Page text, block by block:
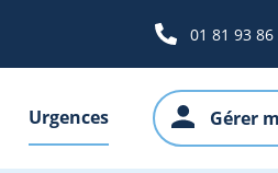
01 81 93 86
Urgences Gérer